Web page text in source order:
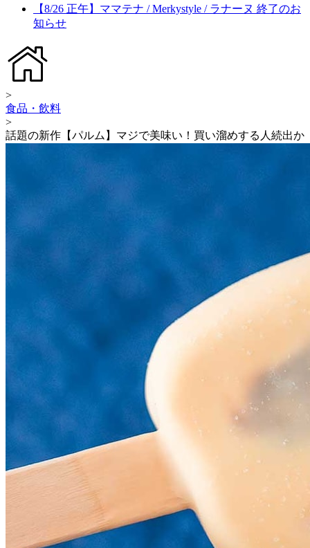
【8/26 正午】ママテナ / Merkystyle / ラナーヌ 終了のお
知らせ
>
食品・飲料
>
話題の新作【パルム】マジで美味い！買い溜めする人続出か